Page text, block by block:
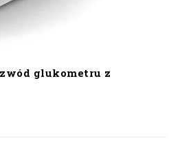
glukometru z